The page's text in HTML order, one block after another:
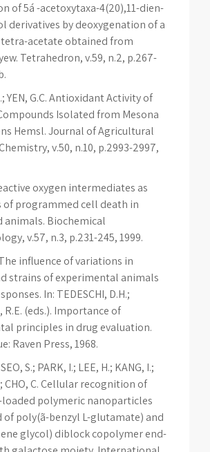
of 5á -acetoxytaxa-4(20),11-dien-
derivatives by deoxygenation of a
acetate obtained from
Tetrahedron, v.59, n.2, p.267-
YEN, G.C. Antioxidant Activity of
Isolated from Mesona
Hemsl. Journal of Agricultural
v.50, n.10, p.2993-2997,
oxygen intermediates as
of programmed cell death in
animals. Biochemical
v.57, n.3, p.231-245, 1999.
influence of variations in
strains of experimental animals
In: TEDESCHI, D.H.;
R.E. (eds.). Importance of
principles in drug evaluation.
Raven Press, 1968.
S.; PARK, I.; LEE, H.; KANG, I.;
CHO, C. Cellular recognition of
polymeric nanoparticles
of poly(ã-benzyl L-glutamate) and
glycol) diblock copolymer end-